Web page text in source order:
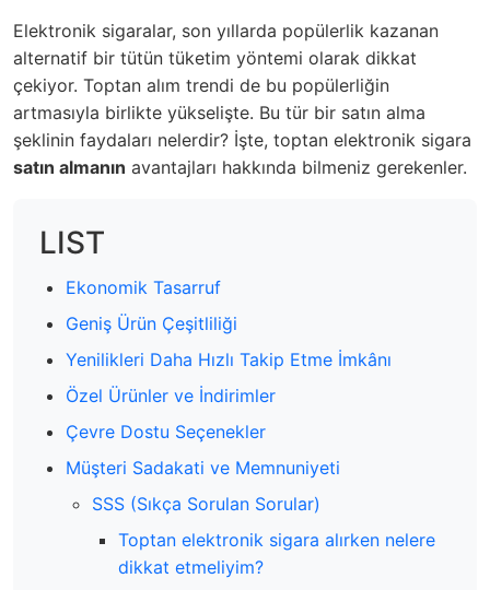
Elektronik sigaralar, son yıllarda popülerlik kazanan
alternatif bir tütün tüketim yöntemi olarak dikkat
çekiyor. Toptan alım trendi de bu popülerliğin
artmasıyla birlikte yükselişte. Bu tür bir satın alma
şeklinin faydaları nelerdir? İşte, toptan elektronik sigara
satın almanın avantajları hakkında bilmeniz gerekenler.
LIST
Ekonomik Tasarruf
Geniş Ürün Çeşitliliği
Yenilikleri Daha Hızlı Takip Etme İmkânı
Özel Ürünler ve İndirimler
Çevre Dostu Seçenekler
Müşteri Sadakati ve Memnuniyeti
SSS (Sıkça Sorulan Sorular)
Toptan elektronik sigara alırken nelere
dikkat etmeliyim?